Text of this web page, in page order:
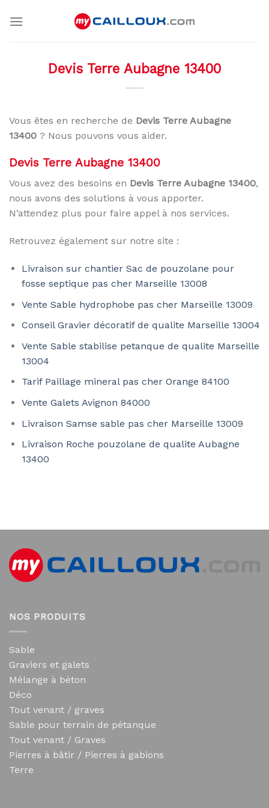
Devis Terre Aubagne 13400
Vous êtes en recherche de Devis Terre Aubagne
13400 ? Nous pouvons vous aider.
Devis Terre Aubagne 13400
Vous avez des besoins en Devis Terre Aubagne 13400,
nous avons des solutions à vous apporter.
N’attendez plus pour faire appel à nos services.
Retrouvez également sur notre site :
Livraison sur chantier Sac de pouzolane pour
fosse septique pas cher Marseille 13008
Vente Sable hydrophobe pas cher Marseille 13009
Conseil Gravier décoratif de qualite Marseille 13004
Vente Sable stabilise petanque de qualite Marseille
13004
Tarif Paillage mineral pas cher Orange 84100
Vente Galets Avignon 84000
Livraison Samse sable pas cher Marseille 13009
Livraison Roche pouzolane de qualite Aubagne
13400
NOS PRODUITS
Sable
Graviers et galets
Mélange à béton
Déco
Tout venant / graves
Sable pour terrain de pétanque
Tout venant / Graves
Pierres à bâtir / Pierres à gabions
Terre